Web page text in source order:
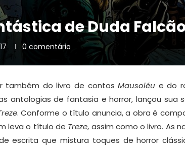
de Duda
0 comentário
também do livro de contosMausoléu e do
antologias de fantasia e horror, lançou sua
. Conforme o título anuncia, a obra é
leva o título de Treze, assim como o livro. As
escrita que mistura toques de horror